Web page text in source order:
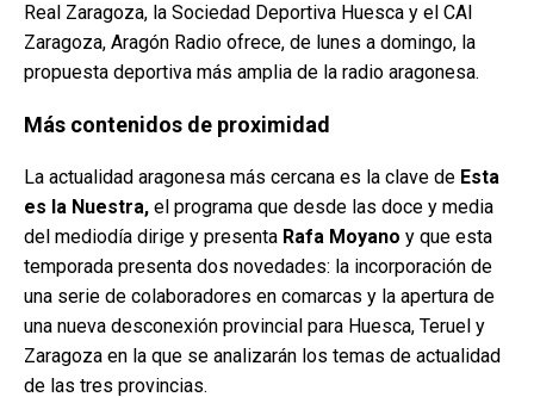
Real Zaragoza, la Sociedad Deportiva Huesca y el CAI
Zaragoza, Aragón Radio ofrece, de lunes a domingo, la
propuesta deportiva más amplia de la radio aragonesa.
Más contenidos de proximidad
La actualidad aragonesa más cercana es la clave de Esta
es la Nuestra, el programa que desde las doce y media
del mediodía dirige y presenta Rafa Moyano y que esta
temporada presenta dos novedades: la incorporación de
una serie de colaboradores en comarcas y la apertura de
una nueva desconexión provincial para Huesca, Teruel y
Zaragoza en la que se analizarán los temas de actualidad
de las tres provincias.